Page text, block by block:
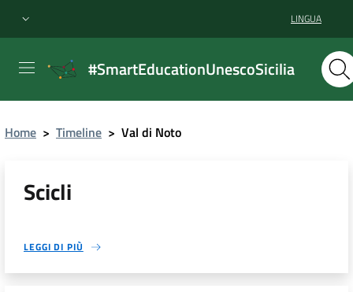
LINGUA
#SmartEducationUnescoSicilia
Home > Timeline > Val di Noto
Scicli
LEGGI DI PIÙ